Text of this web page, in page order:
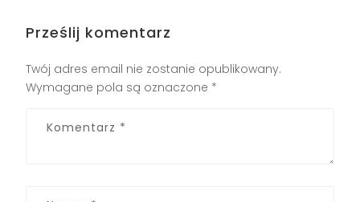
Prześlij komentarz
Twój adres email nie zostanie opublikowany.
Wymagane pola są oznaczone *